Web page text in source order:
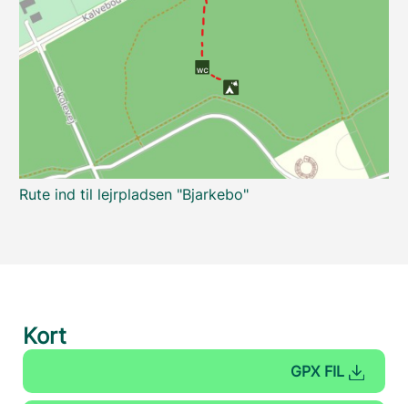
Rute ind til lejrpladsen "Bjarkebo"
Kort
GPX FIL